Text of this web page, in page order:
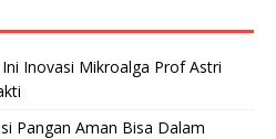
Inovasi Mikroalga Prof Astri
Pangan Aman Bisa Dalam